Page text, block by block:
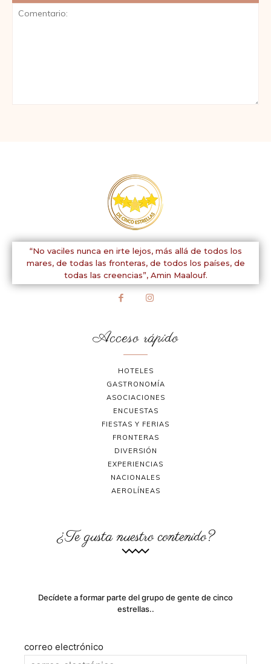
“No vaciles nunca en irte lejos, más allá de todos los
mares, de todas las fronteras, de todos los países, de
todas las creencias”, Amin Maalouf.
Acceso rápido
HOTELES
GASTRONOMÍA
ASOCIACIONES
ENCUESTAS
FIESTAS Y FERIAS
FRONTERAS
DIVERSIÓN
EXPERIENCIAS
NACIONALES
AEROLÍNEAS
¿Te gusta nuestro contenido?
Decídete a formar parte del grupo de gente de cinco
estrellas..
correo electrónico